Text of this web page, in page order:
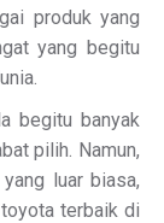
produk yang
yang begitu
begitu banyak
pilih. Namun,
luar biasa,
terbaik di